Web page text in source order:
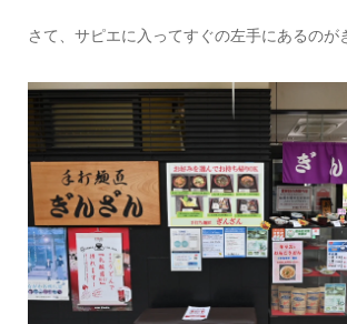
さて、サピエに入ってすぐの左手にあるのが